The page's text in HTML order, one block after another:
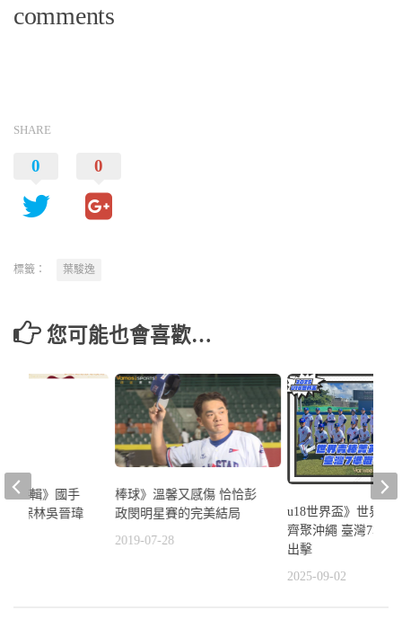
comments
SHARE
0 0
標籤： 葉駿逸
您可能也會喜歡…
棒球》溫馨又感傷 恰恰彭
政閔明星賽的完美結局
2019-07-28
u18世界盃》世界青
齊聚沖繩 臺灣7準職
出擊
2025-09-02
秀特輯》國手
穀保林吳晉瑋